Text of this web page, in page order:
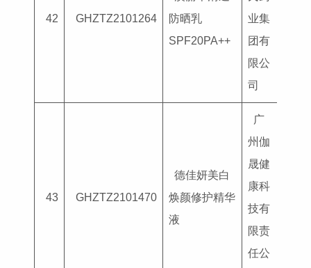
42 GHZTZ2101264
防晒乳
SPF20PA++
业集
团有
限公
司
43 GHZTZ2101470
德佳妍美白
焕颜修护精华
液
广
州伽
晟健
康科
技有
限责
任公